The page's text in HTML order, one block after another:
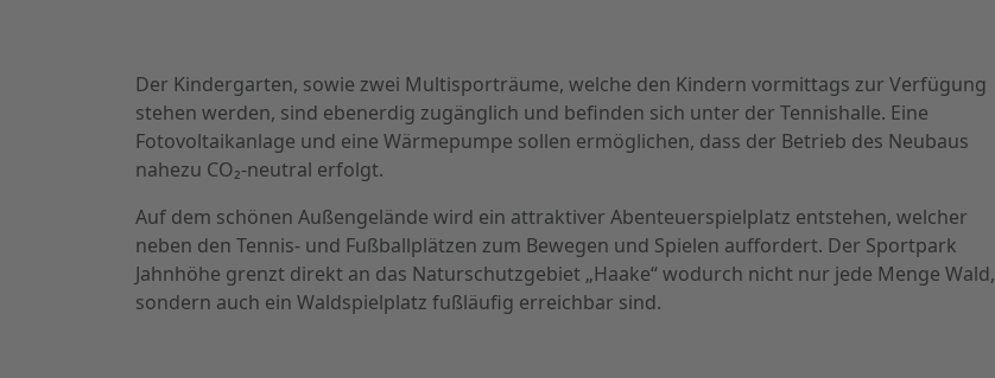
Der Kindergarten, sowie zwei Multisporträume, welche den Kindern vormittags zur Verfügung
stehen werden, sind ebenerdig zugänglich und befinden sich unter der Tennishalle. Eine
Fotovoltaikanlage und eine Wärmepumpe sollen ermöglichen, dass der Betrieb des Neubaus
nahezu CO₂-neutral erfolgt.
Auf dem schönen Außengelände wird ein attraktiver Abenteuerspielplatz entstehen, welcher
neben den Tennis- und Fußballplätzen zum Bewegen und Spielen auffordert. Der Sportpark
Jahnhöhe grenzt direkt an das Naturschutzgebiet „Haake“ wodurch nicht nur jede Menge Wald,
sondern auch ein Waldspielplatz fußläufig erreichbar sind.